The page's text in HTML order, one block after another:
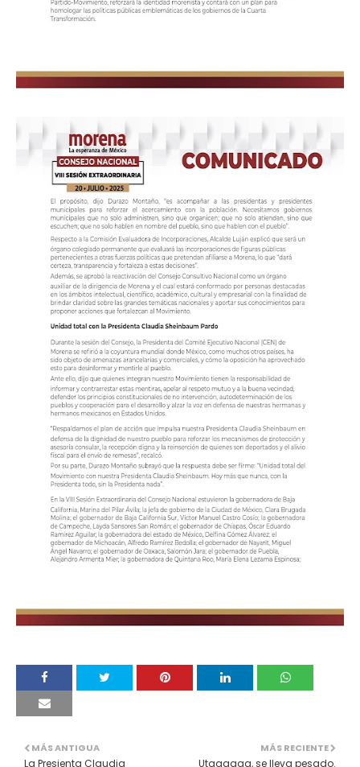
MÁS RECIENTE
Utaaaaaa, se lleva pesado.
MÁS ANTIGUA
La Presienta Claudia